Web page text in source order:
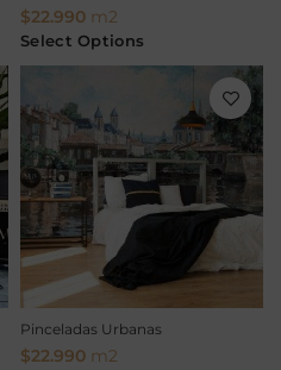
$22.990 m2
Select Options
Pinceladas Urbanas
$22.990 m2